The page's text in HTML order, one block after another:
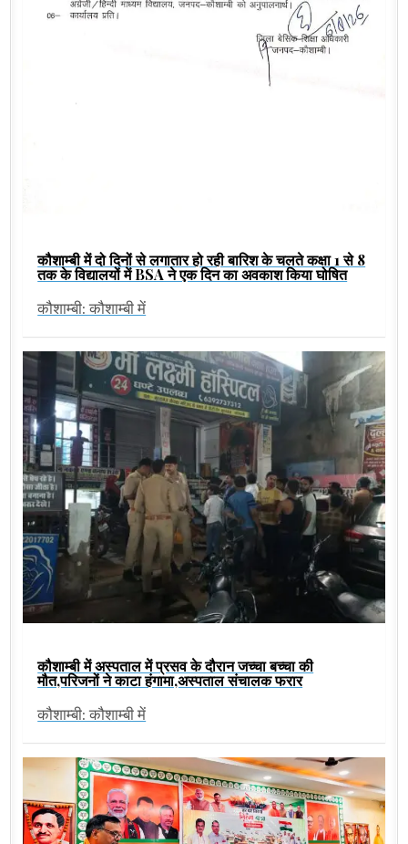
कौशाम्बी में दो दिनों से लगातार हो रही बारिश के चलते कक्षा 1 से 8
तक के विद्यालयों में BSA ने एक दिन का अवकाश किया घोषित
कौशाम्बी: कौशाम्बी में
कौशाम्बी में अस्पताल में प्रसव के दौरान जच्चा बच्चा की
मौत,परिजनों ने काटा हंगामा,अस्पताल संचालक फरार
कौशाम्बी: कौशाम्बी में